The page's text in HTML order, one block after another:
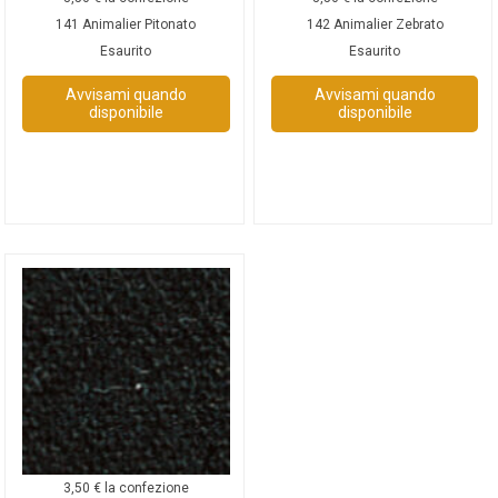
141 Animalier Pitonato
Esaurito
Avvisami quando
disponibile
142 Animalier Zebrato
Esaurito
Avvisami quando
disponibile
3,50 € la confezione